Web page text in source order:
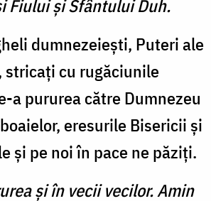
Fiului şi Sfântului Duh.
dumnezeieşti, Puteri ale
stricaţi cu rugăciunile
a pururea către Dumnezeu
eresurile Bisericii şi
şi pe noi în pace ne păziţi.
şi în vecii vecilor. Amin